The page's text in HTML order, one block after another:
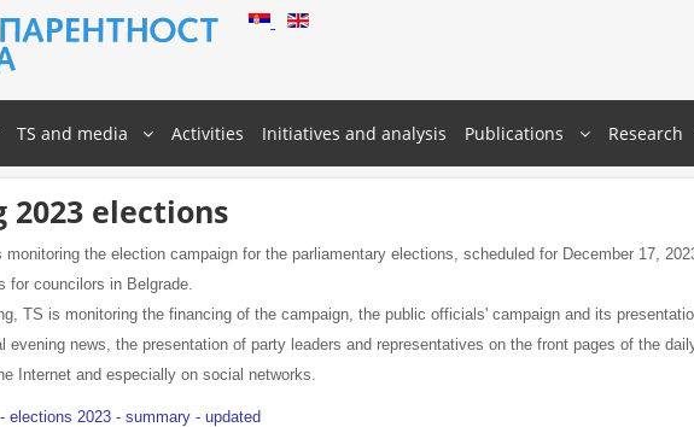
TS and media Activities Initiatives and analysis Publications Research
elections
monitoring the election campaign for the parliamentary elections, scheduled for December 17,
for councilors in Belgrade.
TS is monitoring the financing of the campaign, the public officials' campaign and its
evening news, the presentation of party leaders and representatives on the front pages of the
Internet and especially on social networks.
elections 2023 - summary - updated